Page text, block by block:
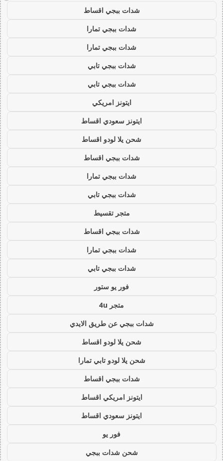
شدات ببجي اقساط
شدات ببجي تمارا
شدات ببجي تمارا
شدات ببجي تابي
شدات ببجي تابي
ايتونز امريكي
ايتونز سعودي اقساط
شحن يلا لودو اقساط
شدات ببجي اقساط
شدات ببجي تمارا
شدات ببجي تابي
متجر تقسيط
شدات ببجي اقساط
شدات ببجي تمارا
شدات ببجي تابي
فور يو ستور
متجر 4u
شدات ببجي عن طريق الايدي
شحن يلا لودو اقساط
شحن يلا لودو تابي تمارا
شدات ببجي اقساط
ايتونز امريكي اقساط
ايتونز سعودي اقساط
فور يو
شحن شدات ببجي